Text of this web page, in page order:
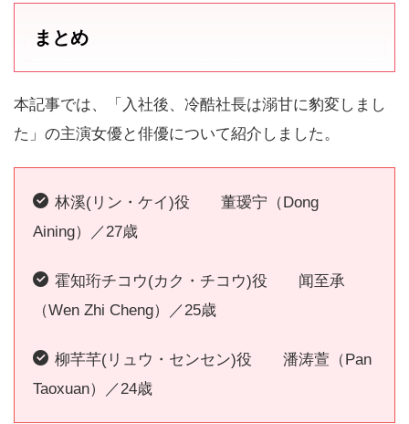
まとめ
本記事では、「入社後、冷酷社長は溺甘に豹変しまし
た」の主演女優と俳優について紹介しました。
林溪(リン・ケイ)役 董瑷宁（Dong
Aining）／27歳
霍知珩チコウ(カク・チコウ)役 闻至承
（Wen Zhi Cheng）／25歳
柳芊芊(リュウ・センセン)役 潘涛萱（Pan
Taoxuan）／24歳